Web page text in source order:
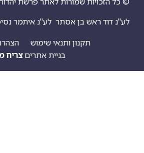
ראש בן אסתר לע"נ איתמר נסימוב בן
תקנון ותנאי שימוש
הצהרת נגישות
בניית אתריםצריח מדיה